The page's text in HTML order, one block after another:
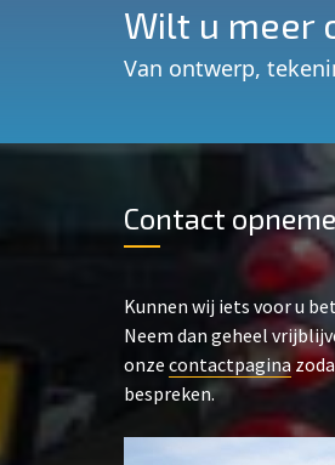
Wilt u meer
Van ontwerp,
Contact
Kunnen wij iets voor u
Neem dan geheel
onze contactpagina
bespreken.